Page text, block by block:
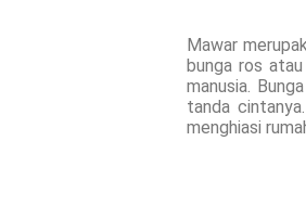
Mawar
bunga ros
manusia.
tanda
menghiasi